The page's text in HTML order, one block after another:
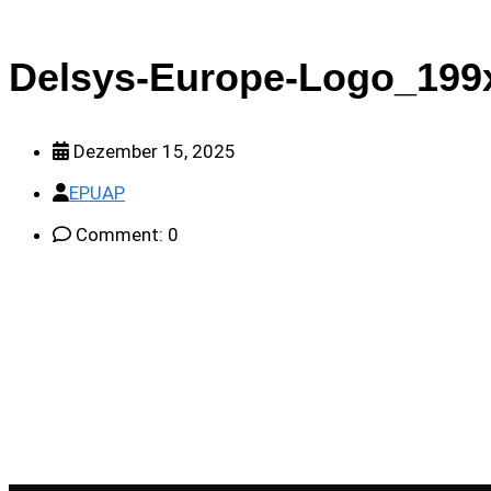
Delsys-Europe-
Dezember 15, 2025
EPUAP
Comment: 0